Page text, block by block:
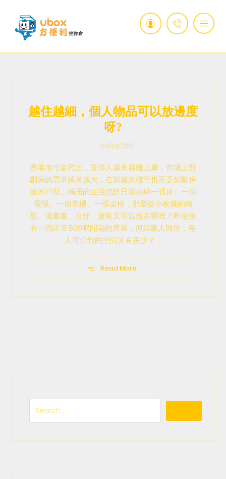
越住越細，個人物品可以放邊度
呀?
04/01/2017
香港地寸金尺土，香港人越來越難上車，市場上對
劏房的需求越來越大，在新建的樓宇也不乏如劏房
般的戶型。蝸居的生活也許只能容納一張床、一部
電視、一個衣櫃、一張桌椅，那麼從小收藏的模
型、漫畫書、公仔、波鞋又可以放在哪裡？即使住
在一間正常500呎間隔的房屋，但與家人同住，每
人可分到的空間又有多少？ ...
Read More